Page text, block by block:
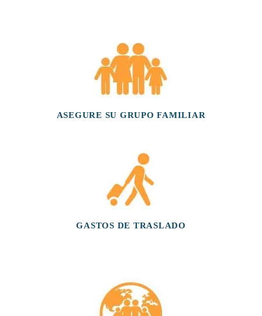
ASEGURE SU GRUPO FAMILIAR
GASTOS DE TRASLADO